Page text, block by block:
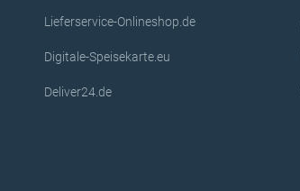
Lieferservice-Onlineshop.de
Digitale-Speisekarte.eu
Deliver24.de